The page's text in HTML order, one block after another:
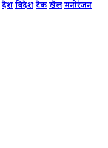
देशविदेशटेकखेलमनोरंजन